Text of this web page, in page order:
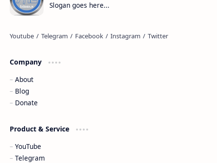
Slogan goes here...
Company
About
Blog
Donate
Product & Service
YouTube
Telegram